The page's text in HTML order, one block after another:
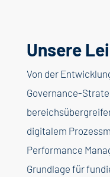
Unsere
Von der
Governance-
digitalem
Performance
Grundlage für